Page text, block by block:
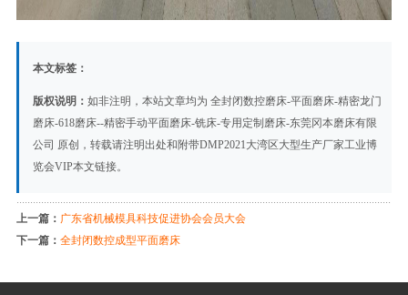
本文标签：
版权说明： 如非注明，本站文章均为 全封闭数控磨床-平面磨床-精密龙门
磨床-618磨床--精密手动平面磨床-铣床-专用定制磨床-东莞冈本磨床有限
公司 原创，转载请注明出处和附带DMP2021大湾区大型生产厂家工业博
览会VIP本文链接。
上一篇： 广东省机械模具科技促进协会会员大会
下一篇： 全封闭数控成型平面磨床